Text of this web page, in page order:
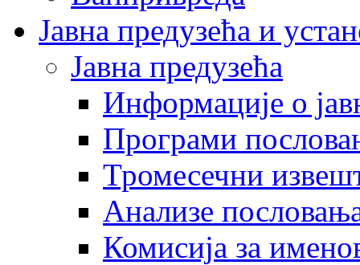
Јавна предузећа и
Јавна предузећа
Информације о
Програми
Тромесечни
Анализе
Комисија за